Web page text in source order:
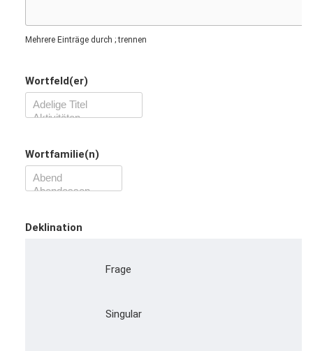
Mehrere Einträge durch ; trennen
Wortfeld(er)
Wortfamilie(n)
Deklination
Frage
Singular